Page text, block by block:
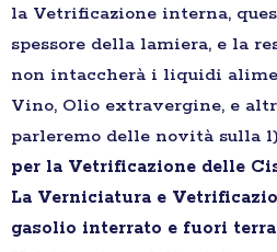
la Vetrificazione interna,
spessore della lamiera, e la
non intaccherà i liquidi
Vino, Olio extravergine, e
parleremo delle novità sulla 1)
per la Vetrificazione delle
La Verniciatura e
gasolio interrato e fuori terra